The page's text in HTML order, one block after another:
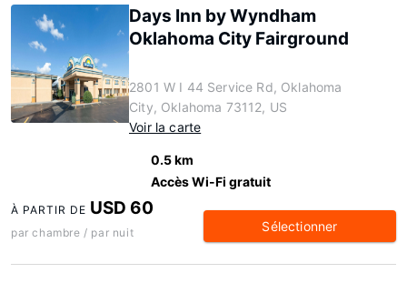
Days Inn by Wyndham
Oklahoma City Fairground
2801 W I 44 Service Rd, Oklahoma
City, Oklahoma 73112, US
Voir la carte
0.5 km
Accès Wi-Fi gratuit
À PARTIR DE USD 60
par chambre / par nuit Sélectionner